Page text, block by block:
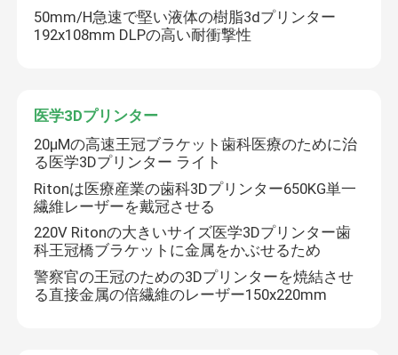
すべての場合
歯科金属3Dプリンター
SLM 3Dプリンター
DLMS 3Dプリンター
LCD 3Dプリンター
50mm/H急速で堅い液体の樹脂3dプリンター
192x108mm DLPの高い耐衝撃性
医学3Dプリンター
20μMの高速王冠ブラケット歯科医療のために治
る医学3Dプリンター ライト
Ritonは医療産業の歯科3Dプリンター650KG単一
繊維レーザーを戴冠させる
220V Ritonの大きいサイズ医学3Dプリンター歯
科王冠橋ブラケットに金属をかぶせるため
警察官の王冠のための3Dプリンターを焼結させ
る直接金属の倍繊維のレーザー150x220mm